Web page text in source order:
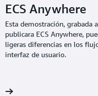
ECS Anywhere
Esta demostración, grabada
publicara ECS Anywhere,
ligeras diferencias en los
interfaz de usuario.